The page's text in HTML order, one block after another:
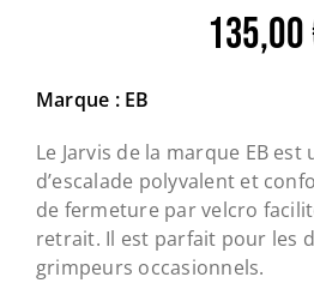
135,00
Marque : EB
Le Jarvis de la marque EB est
d’escalade polyvalent et
de fermeture par velcro
retrait. Il est parfait pour les
grimpeurs occasionnels.